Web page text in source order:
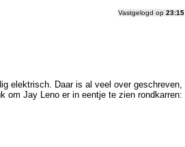
Vastgelogd op 23:15
elektrisch. Daar is al veel over geschreven,
om Jay Leno er in eentje te zien rondkarren: